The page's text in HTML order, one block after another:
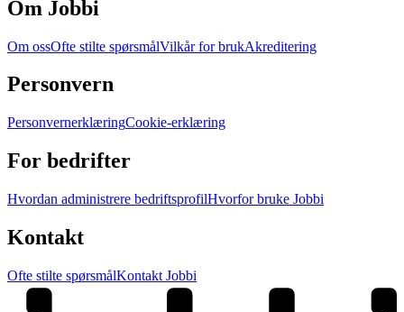
Om Jobbi
Om ossOfte stilte spørsmålVilkår for brukAkreditering
Personvern
PersonvernerklæringCookie-erklæring
For bedrifter
Hvordan administrere bedriftsprofilHvorfor bruke Jobbi
Kontakt
Ofte stilte spørsmålKontakt Jobbi